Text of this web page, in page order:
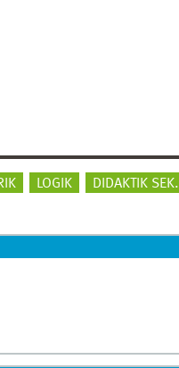
LOGIK DIDAKTIK SEK.